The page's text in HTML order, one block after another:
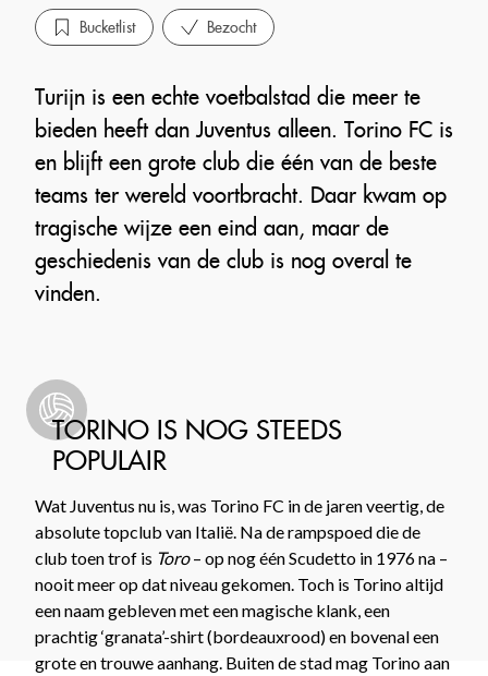
Bucketlist Bezocht
Turijn is een echte voetbalstad die meer te
bieden heeft dan Juventus alleen. Torino FC is
en blijft een grote club die één van de beste
teams ter wereld voortbracht. Daar kwam op
tragische wijze een eind aan, maar de
geschiedenis van de club is nog overal te
vinden.
TORINO IS NOG STEEDS
POPULAIR
Wat Juventus nu is, was Torino FC in de jaren veertig, de
absolute topclub van Italië. Na de rampspoed die de
club toen trof is Toro– op nog één Scudetto in 1976 na –
nooit meer op dat niveau gekomen. Toch is Torino altijd
een naam gebleven met een magische klank, een
prachtig ‘granata’-shirt (bordeauxrood) en bovenal een
grote en trouwe aanhang. Buiten de stad mag Torino aan